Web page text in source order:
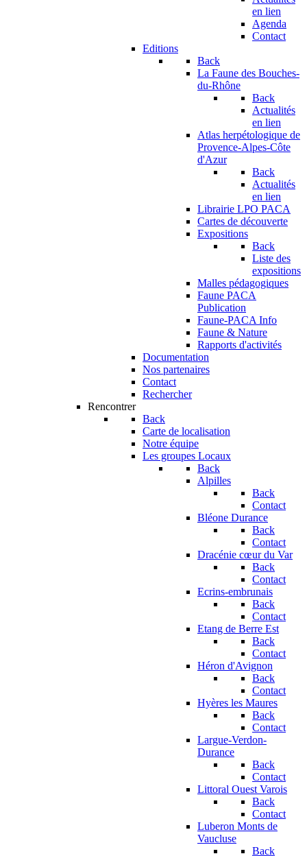
en lien
Agenda
Contact
Editions
Back
La Faune des Bouches-
du-Rhône
Back
Actualités
en lien
Atlas herpétologique de
Provence-Alpes-Côte
d'Azur
Back
Actualités
en lien
Librairie LPO PACA
Cartes de découverte
Expositions
Back
Liste des
expositions
Malles pédagogiques
Faune PACA
Publication
Faune-PACA Info
Faune & Nature
Rapports d'activités
Documentation
Nos partenaires
Contact
Rechercher
Rencontrer
Back
Carte de localisation
Notre équipe
Les groupes Locaux
Back
Alpilles
Back
Contact
Bléone Durance
Back
Contact
Dracénie cœur du Var
Back
Contact
Ecrins-embrunais
Back
Contact
Etang de Berre Est
Back
Contact
Héron d'Avignon
Back
Contact
Hyères les Maures
Back
Contact
Largue-Verdon-
Durance
Back
Contact
Littoral Ouest Varois
Back
Contact
Luberon Monts de
Vaucluse
Back